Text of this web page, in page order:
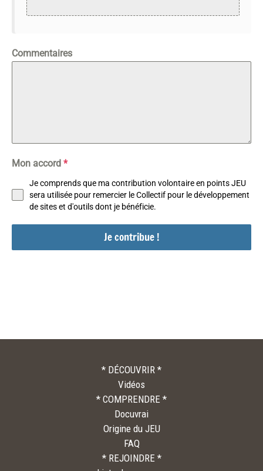
Commentaires
Mon accord *
Je comprends que ma contribution volontaire en points JEU
sera utilisée pour remercier le Collectif pour le développement
de sites et d'outils dont je bénéficie.
Je contribue !
* DÉCOUVRIR *
Vidéos
* COMPRENDRE *
Docuvrai
Origine du JEU
FAQ
* REJOINDRE *